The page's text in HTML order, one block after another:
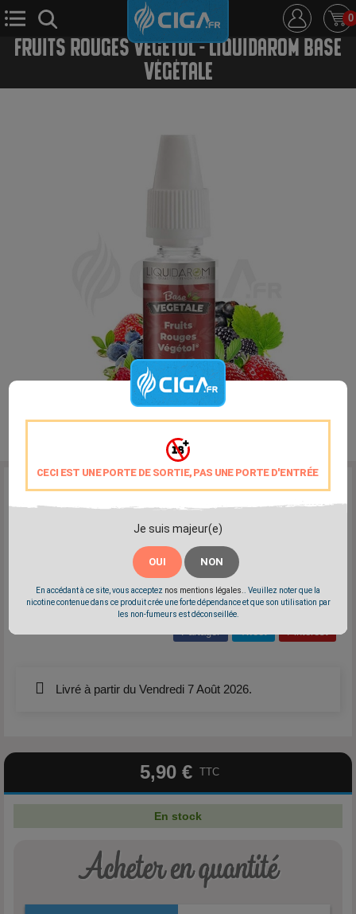
CECI EST UNE PORTE DE SORTIE, PAS UNE PORTE D'ENTRÉE
Je suis majeur(e)
OUI NON
En accédant à ce site, vous acceptez nos mentions légales.
. Veuillez noter que la
nicotine contenue dans ce produit crée une forte dépendance et que son utilisation par
les non-fumeurs est déconseillée.
0
FRUITS ROUGES VÉGÉTOL - LIQUIDAROM BASE
VÉGÉTALE
Reference: liquidarom-vegetol-fruits-rouges
Marque:
Liquidarom
Un assemblage de fruits rouges.
Disponible en 0mg - 3mg - 6mg - 12mg
Partager Tweet Pinterest
Livré à partir du Vendredi 7 Août 2026.
5,90 € TTC
En stock